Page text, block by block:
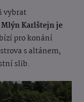
vybrat
Karlštejn je
pro konání
s altánem,
slib.